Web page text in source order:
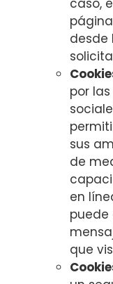
caso,
desde
por
sus
de
en
que